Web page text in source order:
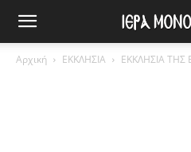
Αρχική ΕΚΚΛΗΣΙΑ ΕΚΚΛΗΣΙΑ ΤΗΣ